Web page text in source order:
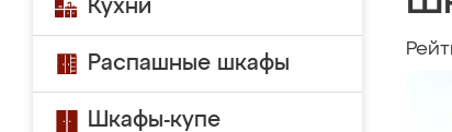
Кухни
Распашные шкафы
Шкафы-купе